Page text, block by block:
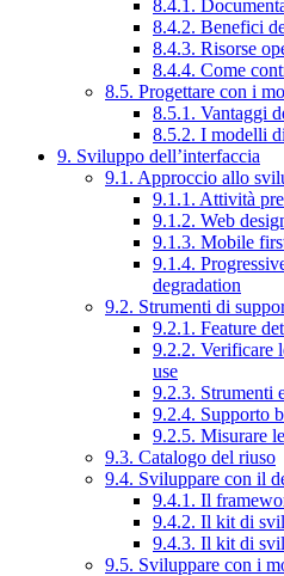
8.4.1.
8.4.2. Benefici
8.4.3. Risorse
8.4.4. Come
8.5. Progettare con i
8.5.1. Vantaggi
8.5.2. I modelli
9. Sviluppo dell’interfaccia
9.1. Approccio allo
9.1.1. Attività
9.1.2. Web
9.1.3. Mobile
9.1.4.
degradation
9.2. Strumenti di
9.2.1. Feature
9.2.2. Verificare
use
9.2.3. Strumenti
9.2.4. Supporto
9.2.5. Misurare
9.3. Catalogo del riuso
9.4. Sviluppare con il
9.4.1. Il
9.4.2. Il kit di
9.4.3. Il kit di
9.5. Sviluppare con i